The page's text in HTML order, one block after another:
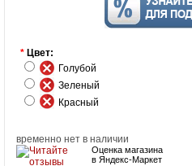
* Цвет:
Голубой
Зеленый
Красный
временно нет в наличии
Оценка магазина
в Яндекс-Маркет